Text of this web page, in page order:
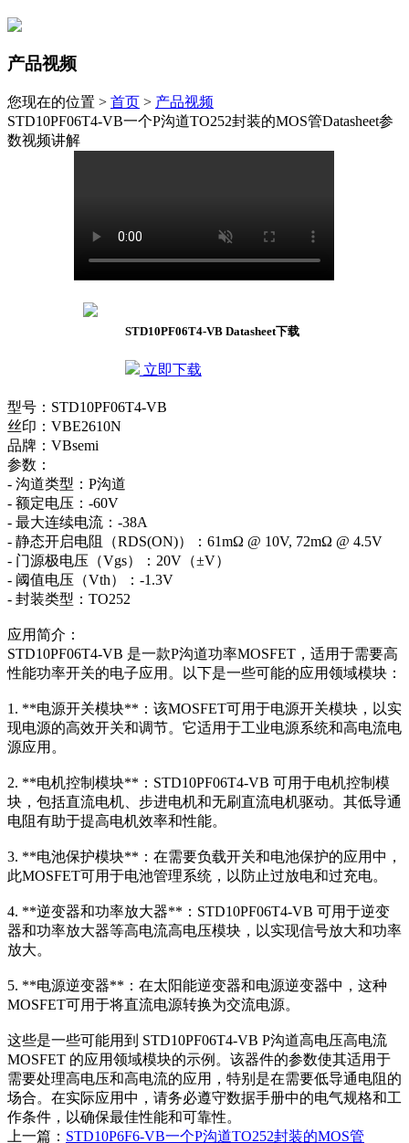
产品视频
您现在的位置 > 首页 > 产品视频
STD10PF06T4-VB一个P沟道TO252封装的MOS管Datasheet参
数视频讲解
STD10PF06T4-VB Datasheet下载
立即下载
型号：STD10PF06T4-VB
丝印：VBE2610N
品牌：VBsemi
参数：
- 沟道类型：P沟道
- 额定电压：-60V
- 最大连续电流：-38A
- 静态开启电阻（RDS(ON)）：61mΩ @ 10V, 72mΩ @ 4.5V
- 门源极电压（Vgs）：20V（±V）
- 阈值电压（Vth）：-1.3V
- 封装类型：TO252
应用简介：
STD10PF06T4-VB 是一款P沟道功率MOSFET，适用于需要高
性能功率开关的电子应用。以下是一些可能的应用领域模块：
1. **电源开关模块**：该MOSFET可用于电源开关模块，以实
现电源的高效开关和调节。它适用于工业电源系统和高电流电
源应用。
2. **电机控制模块**：STD10PF06T4-VB 可用于电机控制模
块，包括直流电机、步进电机和无刷直流电机驱动。其低导通
电阻有助于提高电机效率和性能。
3. **电池保护模块**：在需要负载开关和电池保护的应用中，
此MOSFET可用于电池管理系统，以防止过放电和过充电。
4. **逆变器和功率放大器**：STD10PF06T4-VB 可用于逆变
器和功率放大器等高电流高电压模块，以实现信号放大和功率
放大。
5. **电源逆变器**：在太阳能逆变器和电源逆变器中，这种
MOSFET可用于将直流电源转换为交流电源。
这些是一些可能用到 STD10PF06T4-VB P沟道高电压高电流
MOSFET 的应用领域模块的示例。该器件的参数使其适用于
需要处理高电压和高电流的应用，特别是在需要低导通电阻的
场合。在实际应用中，请务必遵守数据手册中的电气规格和工
作条件，以确保最佳性能和可靠性。
上一篇： STD10P6F6-VB一个P沟道TO252封装的MOS管